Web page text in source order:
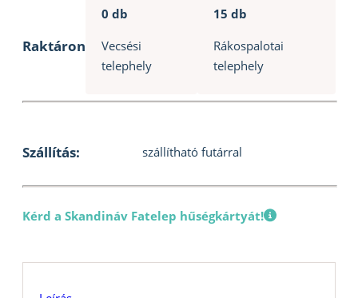
Raktáron
0 db
Vecsési
telephely
15 db
Rákospalotai
telephely
Szállítás: szállítható futárral
Kérd a Skandináv Fatelep hűségkártyát!